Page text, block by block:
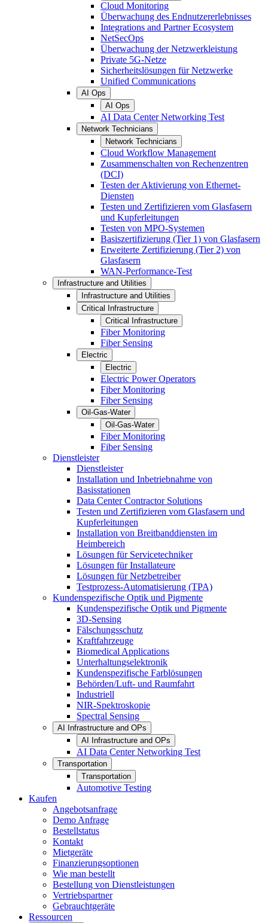
Cloud Monitoring
Überwachung des Endnutzererlebnisses
Integrations and Partner Ecosystem
NetSecOps
Überwachung der Netzwerkleistung
Private 5G-Netze
Sicherheitslösungen für Netzwerke
Unified Communications
AI Ops
AI Ops
AI Data Center Networking Test
Network Technicians
Network Technicians
Cloud Workflow Management
Zusammenschalten von Rechenzentren
(DCI)
Testen der Aktivierung von Ethernet-
Diensten
Testen und Zertifizieren vom Glasfasern
und Kupferleitungen
Testen von MPO-Systemen
Basiszertifizierung (Tier 1) von Glasfasern
Erweiterte Zertifizierung (Tier 2) von
Glasfasern
WAN-Performance-Test
Infrastructure and Utilities
Infrastructure and Utilities
Critical Infrastructure
Critical Infrastructure
Fiber Monitoring
Fiber Sensing
Electric
Electric
Electric Power Operators
Fiber Monitoring
Fiber Sensing
Oil-Gas-Water
Oil-Gas-Water
Fiber Monitoring
Fiber Sensing
Dienstleister
Dienstleister
Installation und Inbetriebnahme von
Basisstationen
Data Center Contractor Solutions
Testen und Zertifizieren vom Glasfasern und
Kupferleitungen
Installation von Breitbanddiensten im
Heimbereich
Lösungen für Servicetechniker
Lösungen für Installateure
Lösungen für Netzbetreiber
Testprozess-Automatisierung (TPA)
Kundenspezifische Optik und Pigmente
Kundenspezifische Optik und Pigmente
3D-Sensing
Fälschungsschutz
Kraftfahrzeuge
Biomedical Applications
Unterhaltungselektronik
Kundenspezifische Farblösungen
Behörden/Luft- und Raumfahrt
Industriell
NIR-Spektroskopie
Spectral Sensing
AI Infrastructure and OPs
AI Infrastructure and OPs
AI Data Center Networking Test
Transportation
Transportation
Automotive Testing
Kaufen
Angebotsanfrage
Demo Anfrage
Bestellstatus
Kontakt
Mietgeräte
Finanzierungsoptionen
Wie man bestellt
Bestellung von Dienstleistungen
Vertriebspartner
Gebrauchtgeräte
Ressourcen